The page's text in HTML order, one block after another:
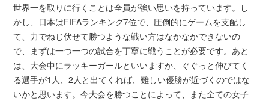
世界一を取りに行くことは全員が強い思いを持っています。し
かし、日本はFIFAランキング7位で、圧倒的にゲームを支配し
て、力でねじ伏せて勝つような戦い方はなかなかできないの
で、まずは一つ一つの試合を丁寧に戦うことが必要です。あと
は、大会中にラッキーガールといいますか、ぐぐっと伸びてく
る選手が1人、2人と出てくれば、難しい優勝が近づくのではな
いかと思います。今大会を勝つことによって、また全ての女子